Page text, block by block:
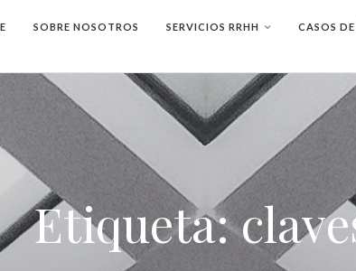
SOBRE NOSOTROS SERVICIOS RRHH CASOS
Etiqueta: